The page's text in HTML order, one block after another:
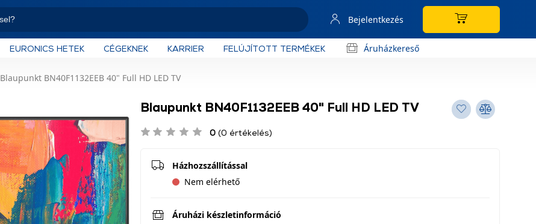
Bejelentkezés
EURONICS HETEK CÉGEKNEK KARRIER FELÚJÍTOTT TERMÉKEK Áruházkereső
Blaupunkt BN40F1132EEB 40" Full HD LED TV
Blaupunkt BN40F1132EEB 40" Full HD LED TV
0 (0 értékelés)
Házhozszállítással
Nem elérhető
Áruházi készletinformáció